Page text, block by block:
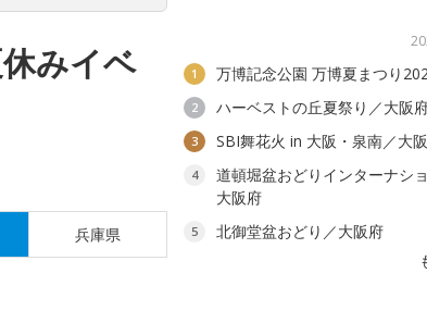
みイベ
兵庫県
1 万博記念公園 万博夏まつり
2 ハーベストの丘夏祭り／大阪
3 SBI舞花火 in 大阪・泉南／大
4
道頓堀盆おどりインターナシ
大阪府
5
北御堂盆おどり／大阪府